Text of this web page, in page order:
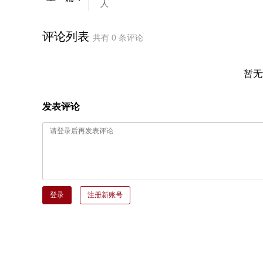
人
评论列表 共有 0 条评论
暂
发表评论
登录 注册新账号